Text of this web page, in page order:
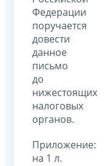
Федерации
поручается
довести
данное
письмо
до
нижестоящих
налоговых
органов.
Приложение:
на 1 л.